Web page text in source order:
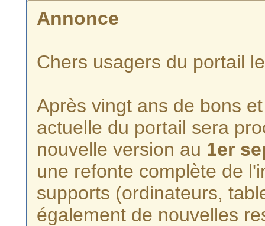
Annonce
Chers usagers du portail
Après vingt ans de bons
actuelle du portail sera
nouvelle version au 1er
une refonte complète de
supports (ordinateurs,
également de nouvelles